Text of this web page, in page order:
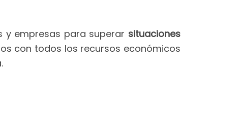
y empresas para superar situaciones
con todos los recursos económicos